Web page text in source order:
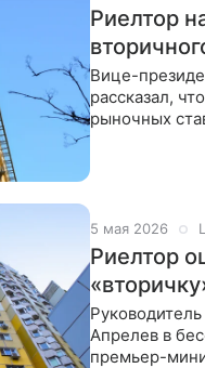
Риелтор
Вице-
рассказал,
рыночных
5 мая 2026
Риелтор
Апрелев в
премьер-